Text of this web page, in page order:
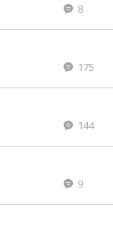
8
175
144
9